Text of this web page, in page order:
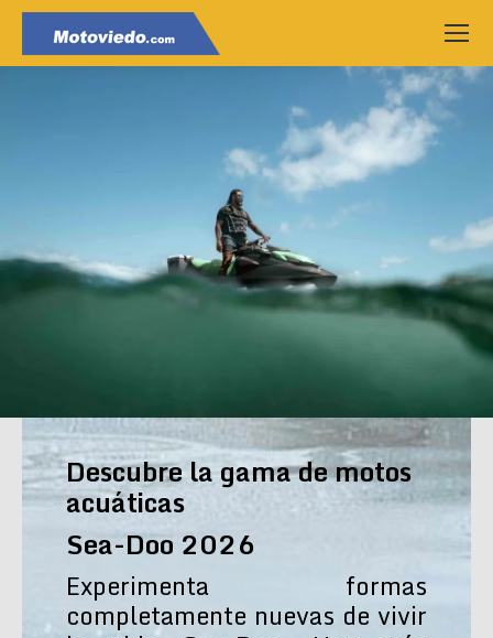
Descubre la gama de motos
acuáticas
Sea-Doo 2026
Experimenta formas
completamente nuevas de vivir